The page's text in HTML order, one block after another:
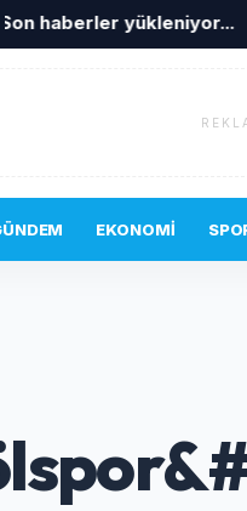
Son haberler yükleniyor...
EKONOMI